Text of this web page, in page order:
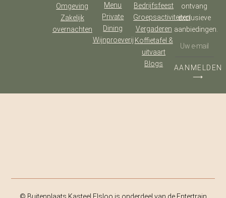
Omgeving
Zakelijk
overnachten
Menu
Private
Dining
Wijnproeverij
Bedrijfsfeest
Groepsactiviteiten
Vergaderen
Koffietafel &
uitvaart
Blogs
ontvang
exclusieve
aanbiedingen.
AANMELDEN
⟶